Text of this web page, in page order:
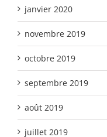
janvier 2020
novembre 2019
octobre 2019
septembre 2019
août 2019
juillet 2019